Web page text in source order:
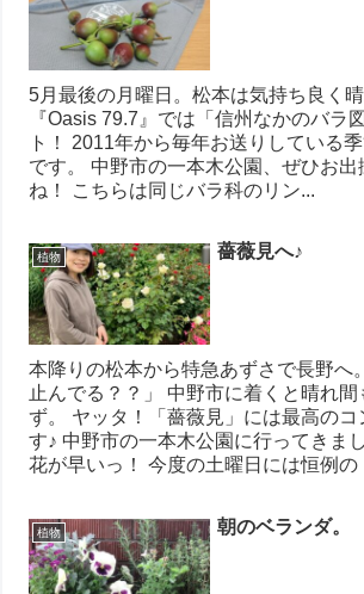
5月最後の月曜日。松本は気持ち良く晴
『Oasis 79.7』では「信州なかのバラ
ト！ 2011年から毎年お送りしている
です。 中野市の一本木公園、ぜひお出
ね！ こちらは同じバラ科のリン...
植物 薔薇見へ♪
本降りの松本から特急あずさで長野へ
止んでる？？」 中野市に着くと晴れ間
ず。 ヤッタ！「薔薇見」には最高の
す♪ 中野市の一本木公園に行ってきま
花が早いっ！ 今度の土曜日には恒例の
植物 朝のベランダ。